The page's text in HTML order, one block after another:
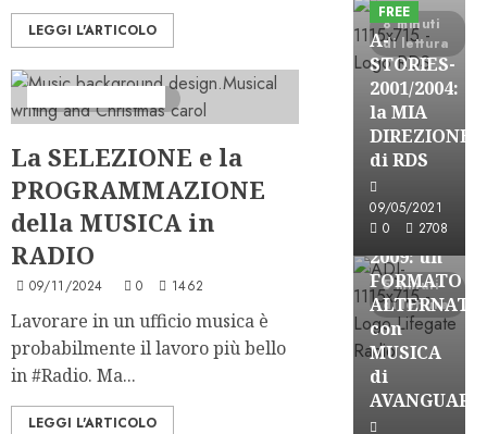
LEGGI L'ARTICOLO
La SELEZIONE e la
PROGRAMMAZIONE
della MUSICA in
RADIO
09/11/2024 0 1462
Lavorare in un ufficio musica è
probabilmente il lavoro più bello
in #Radio. Ma...
LEGGI L'ARTICOLO
8 minuti
di lettura
FREE
A-
STORIES-
2001/2004:
la MIA
DIREZIONE
di RDS
09/05/2021
0
2708
5 minuti
di lettura
A-Stories
Formazione
A-
STORIES-
2009: un
FORMATO
con
MUSICA
di